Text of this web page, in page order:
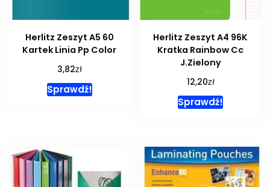
Herlitz Zeszyt A5 60
Kartek Linia Pp Color
3,82zł
Sprawdź!
Herlitz Zeszyt A4 96K
Kratka Rainbow Cc
J.Zielony
12,20zł
Sprawdź!